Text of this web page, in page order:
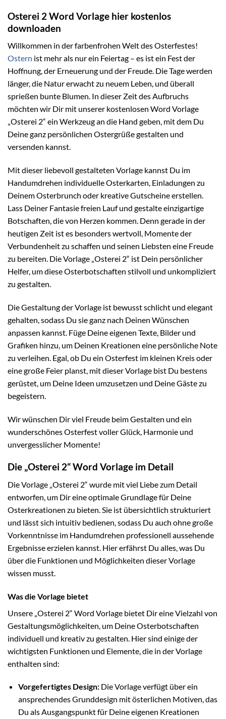
Osterei 2 Word Vorlage hier kostenlos
downloaden
Willkommen in der farbenfrohen Welt des Osterfestes!
Ostern ist mehr als nur ein Feiertag – es ist ein Fest der
Hoffnung, der Erneuerung und der Freude. Die Tage werden
länger, die Natur erwacht zu neuem Leben, und überall
sprießen bunte Blumen. In dieser Zeit des Aufbruchs
möchten wir Dir mit unserer kostenlosen Word Vorlage
„Osterei 2“ ein Werkzeug an die Hand geben, mit dem Du
Deine ganz persönlichen Ostergrüße gestalten und
versenden kannst.
Mit dieser liebevoll gestalteten Vorlage kannst Du im
Handumdrehen individuelle Osterkarten, Einladungen zu
Deinem Osterbrunch oder kreative Gutscheine erstellen.
Lass Deiner Fantasie freien Lauf und gestalte einzigartige
Botschaften, die von Herzen kommen. Denn gerade in der
heutigen Zeit ist es besonders wertvoll, Momente der
Verbundenheit zu schaffen und seinen Liebsten eine Freude
zu bereiten. Die Vorlage „Osterei 2“ ist Dein persönlicher
Helfer, um diese Osterbotschaften stilvoll und unkompliziert
zu gestalten.
Die Gestaltung der Vorlage ist bewusst schlicht und elegant
gehalten, sodass Du sie ganz nach Deinen Wünschen
anpassen kannst. Füge Deine eigenen Texte, Bilder und
Grafiken hinzu, um Deinen Kreationen eine persönliche Note
zu verleihen. Egal, ob Du ein Osterfest im kleinen Kreis oder
eine große Feier planst, mit dieser Vorlage bist Du bestens
gerüstet, um Deine Ideen umzusetzen und Deine Gäste zu
begeistern.
Wir wünschen Dir viel Freude beim Gestalten und ein
wunderschönes Osterfest voller Glück, Harmonie und
unvergesslicher Momente!
Die „Osterei 2“ Word Vorlage im Detail
Die Vorlage „Osterei 2“ wurde mit viel Liebe zum Detail
entworfen, um Dir eine optimale Grundlage für Deine
Osterkreationen zu bieten. Sie ist übersichtlich strukturiert
und lässt sich intuitiv bedienen, sodass Du auch ohne große
Vorkenntnisse im Handumdrehen professionell aussehende
Ergebnisse erzielen kannst. Hier erfährst Du alles, was Du
über die Funktionen und Möglichkeiten dieser Vorlage
wissen musst.
Was die Vorlage bietet
Unsere „Osterei 2“ Word Vorlage bietet Dir eine Vielzahl von
Gestaltungsmöglichkeiten, um Deine Osterbotschaften
individuell und kreativ zu gestalten. Hier sind einige der
wichtigsten Funktionen und Elemente, die in der Vorlage
enthalten sind:
Vorgefertigtes Design:Die Vorlage verfügt über ein
ansprechendes Grunddesign mit österlichen Motiven, das
Du als Ausgangspunkt für Deine eigenen Kreationen